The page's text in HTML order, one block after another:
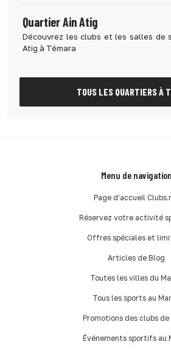
Quartier Ain Atig
Découvrez les clubs et les salles de
Atig à Témara
TOUS LES QUARTIERS À
Menu de navigation
Page d'accueil
Réservez votre activité
Offres spéciales et
Articles de Blog
Toutes les villes du
Tous les sports au
Promotions des clubs
Événements sportifs au